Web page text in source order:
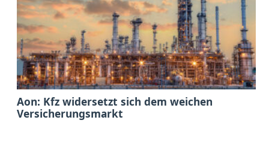
Aon: Kfz widersetzt sich dem weichen
Versicherungsmarkt